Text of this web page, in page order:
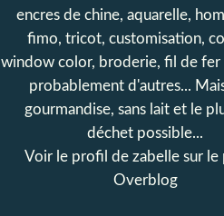
encres de chine, aquarelle,
fimo, tricot, customisation,
window color, broderie, fil de fer
probablement d'autres...
gourmandise, sans lait et le
déchet possible...
Voir le profil de zabelle sur le
Overblog